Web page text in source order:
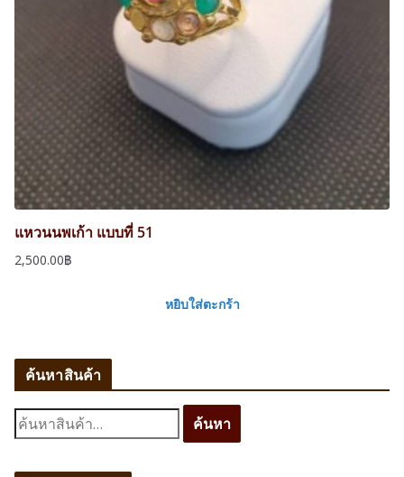
แหวนนพเก้า แบบที่ 51
2,500.00฿
หยิบใส่ตะกร้า
ค้นหาสินค้า
ค้
น
ค้นหา